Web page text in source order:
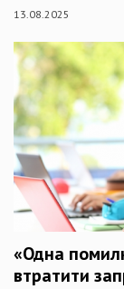
13.08.2025
«Одна
втратити